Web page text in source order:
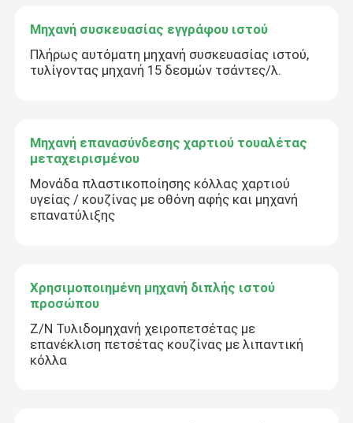
Μηχανή συσκευασίας εγγράφου ιστού
Πλήρως αυτόματη μηχανή συσκευασίας ιστού,
τυλίγοντας μηχανή 15 δεσμών τσάντες/λ.
Μηχανή επανασύνδεσης χαρτιού τουαλέτας
μεταχειρισμένου
Μονάδα πλαστικοποίησης κόλλας χαρτιού
υγείας / κουζίνας με οθόνη αφής και μηχανή
επανατύλιξης
Χρησιμοποιημένη μηχανή διπλής ιστού
προσώπου
Z/N Τυλιδομηχανή χειροπετσέτας με
επανέκλιση πετσέτας κουζίνας με λιπαντική
κόλλα